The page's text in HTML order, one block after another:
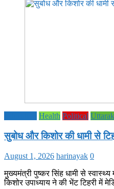
Health Political
सुबोध और किशोर की धामी से
August 1, 2026 harinayak 0
मुख्यमंत्री पुष्कर सिंह धामी से
किशोर उपाध्याय ने की भेंट टिहरी में